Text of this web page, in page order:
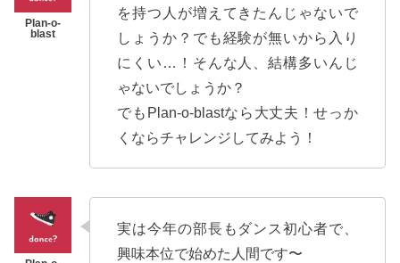
を持つ人が増えてきたんじゃないで
しょうか？でも経験が無いから入り
にくい…！そんな人、結構多いんじ
ゃないでしょうか？
でもPlan-o-blastなら大丈夫！せっか
くならチャレンジしてみよう！
実は今年の部長もダンス初心者で、
興味本位で始めた人間です〜